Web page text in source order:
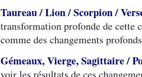
Taureau / Lion / Scorpion /
transformation profonde de cette
comme des changements
Gémeaux, Vierge, Sagittaire /